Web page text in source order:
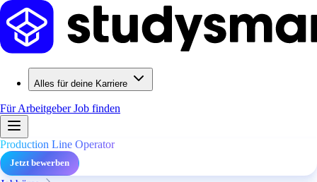
Alles für deine Karriere
Für ArbeitgeberJob finden
Production Line Operator
Jetzt bewerben